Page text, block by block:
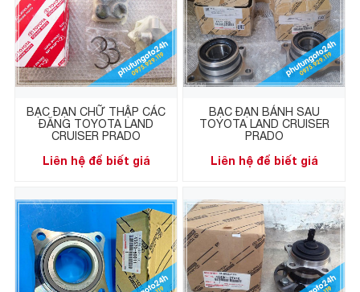
BẠC ĐẠN CHỮ THẬP CÁC
ĐĂNG TOYOTA LAND
CRUISER PRADO
Liên hệ để biết giá
BẠC ĐẠN BÁNH SAU
TOYOTA LAND CRUISER
PRADO
Liên hệ để biết giá